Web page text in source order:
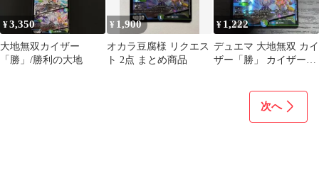
¥3,350
大地無双カイザー
「勝」/勝利の大地
¥ 1,900
オカラ豆腐様 リクエス
ト 2点 まとめ商品
¥ 1,222
デュエマ 大地無双 カイ
ザー「勝」 カイザー勝
次へ